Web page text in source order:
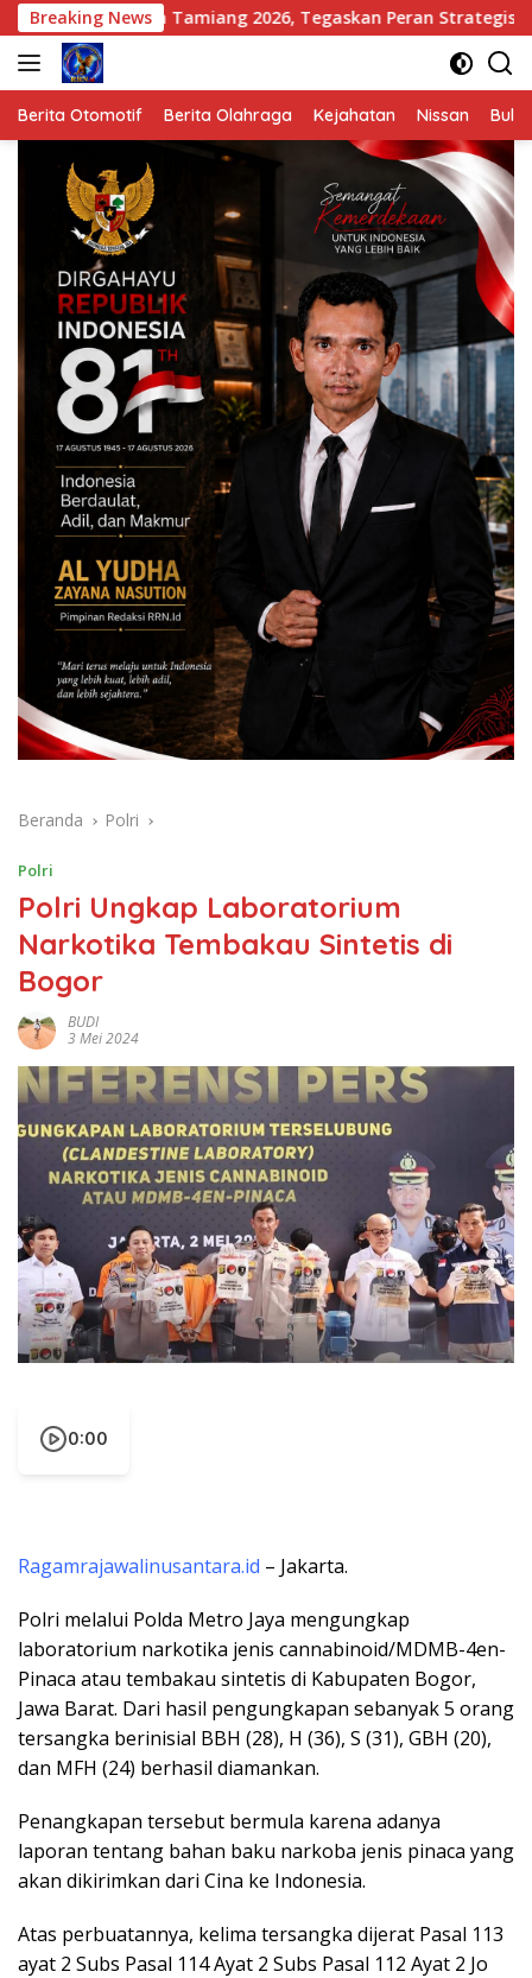
Langsung
ke
konten
Breaking News
Tamiang 2026, Tegaskan Peran Strategis Komunikasi dalam
Berita Otomotif Berita Olahraga Kejahatan Nissan
Beranda Polri
Polri
Polri Ungkap Laboratorium
Narkotika Tembakau Sintetis di
Bogor
BUDI
3 Mei 2024
0:00
Ragamrajawalinusantara.id – Jakarta.
Polri melalui Polda Metro Jaya mengungkap
laboratorium narkotika jenis cannabinoid/MDMB-4en-
Pinaca atau tembakau sintetis di Kabupaten Bogor,
Jawa Barat. Dari hasil pengungkapan sebanyak 5 orang
tersangka berinisial BBH (28), H (36), S (31), GBH (20),
dan MFH (24) berhasil diamankan.
Penangkapan tersebut bermula karena adanya
laporan tentang bahan baku narkoba jenis pinaca yang
akan dikirimkan dari Cina ke Indonesia.
Atas perbuatannya, kelima tersangka dijerat Pasal 113
ayat 2 Subs Pasal 114 Ayat 2 Subs Pasal 112 Ayat 2 Jo